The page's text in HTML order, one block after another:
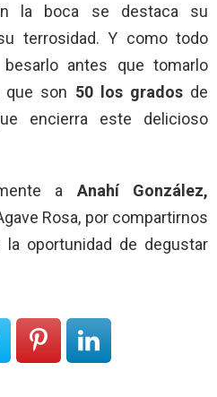
la boca se destaca su
terrosidad. Y como todo
antes que tomarlo
que son 50 los gradosde
encierra este delicioso
a Anahí González,
Rosa, por compartirnos
oportunidad de degustar